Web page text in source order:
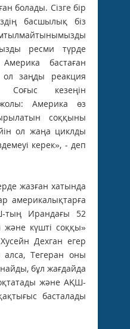
болады. Сізге бір
басшылық біз
ресми түрде
бастаған
заңды реакция
Соғыс кезеңін
Америка өз
соққыны
ол жаңа циклды
керек», - деп
жазған хатында
америкалықтарға
тың Ирандағы 52
күшті соққы»
Дехган егер
Тегеран оны
бұл жағдайда
және АҚШ-
басталады